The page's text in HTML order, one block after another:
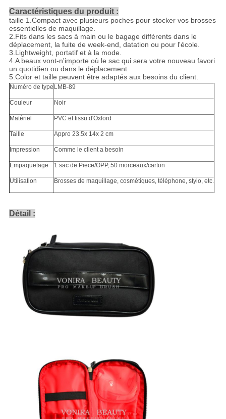
Caractéristiques du produit :
taille 1.Compact avec plusieurs poches pour stocker vos brosses
essentielles de maquillage.
2.Fits dans les sacs à main ou le bagage différents dans le
déplacement, la fuite de week-end, datation ou pour l'école.
3.Lightweight, portatif et à la mode.
4.A beaux vont-n'importe où le sac qui sera votre nouveau favori
un quotidien ou dans le déplacement
5.Color et taille peuvent être adaptés aux besoins du client.
Numéro de type LMB-89
Couleur Noir
Matériel PVC et tissu d'Oxford
Taille Appro 23.5x 14x 2 cm
Impression Comme le client a besoin
Empaquetage 1 sac de Piece/OPP, 50 morceaux/carton
Utilisation Brosses de maquillage, cosmétiques, téléphone, stylo, etc.
Détail :